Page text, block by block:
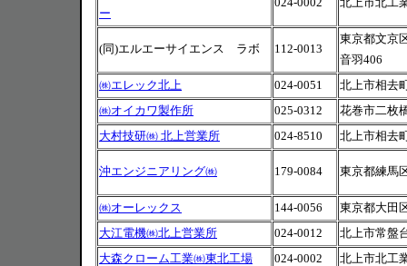
ー
024-0002 北上市北工
(同)エルエーサイエンス ラボ 112-0013
東京都文京
音羽406
㈱エレック北上
024-0051
北上市相去
㈱オイカワ製作所
025-0312
花巻市二枚
大村技研㈱ 北上営業所
024-8510 北上市相去
沖エンジニアリング㈱ 179-0084 東京都練馬
㈱オーレックス 144-0056
東京都大田
大江電機㈱北上営業所
024-0012
北上市常盤
大森クローム工業㈱東北工場
024-0002 北上市北工